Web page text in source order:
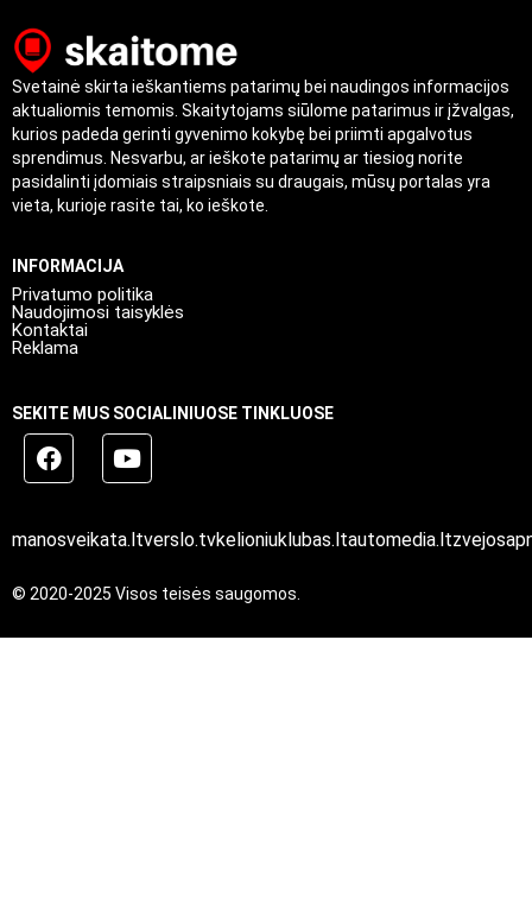
Svetainė skirta ieškantiems patarimų bei naudingos informacijos
aktualiomis temomis. Skaitytojams siūlome patarimus ir įžvalgas,
kurios padeda gerinti gyvenimo kokybę bei priimti apgalvotus
sprendimus. Nesvarbu, ar ieškote patarimų ar tiesiog norite
pasidalinti įdomiais straipsniais su draugais, mūsų portalas yra
vieta, kurioje rasite tai, ko ieškote.
INFORMACIJA
Privatumo politika
Naudojimosi taisyklės
Kontaktai
Reklama
SEKITE MUS SOCIALINIUOSE TINKLUOSE
manosveikata.ltverslo.tvkelioniuklubas.ltautomedia.lt
© 2020-2025 Visos teisės saugomos.